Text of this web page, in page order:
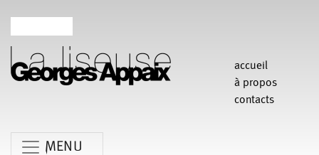
accueil
à propos
contacts
MENU